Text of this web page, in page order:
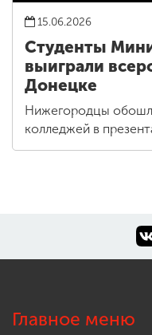
15.06.2026
Студенты
выиграли
Донецке
Нижегородцы
колледжей в
Главное меню